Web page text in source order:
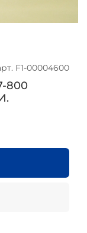
F1-00004600
800